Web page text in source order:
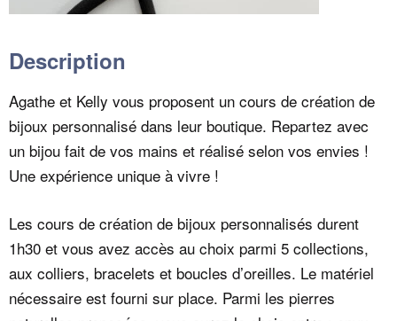
Description
Agathe et Kelly vous proposent un cours de création de
bijoux personnalisé dans leur boutique. Repartez avec
un bijou fait de vos mains et réalisé selon vos envies !
Une expérience unique à vivre !
Les cours de création de bijoux personnalisés durent
1h30 et vous avez accès au choix parmi 5 collections,
aux colliers, bracelets et boucles d’oreilles. Le matériel
nécessaire est fourni sur place. Parmi les pierres